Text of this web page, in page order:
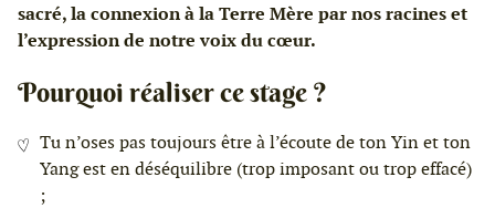
sacré, la connexion à la Terre Mère par nos racines et
l’expression de notre voix du cœur.
Pourquoi réaliser ce stage ?
Tu n’oses pas toujours être à l’écoute de ton Yin et ton
Yang est en déséquilibre (trop imposant ou trop effacé)
;